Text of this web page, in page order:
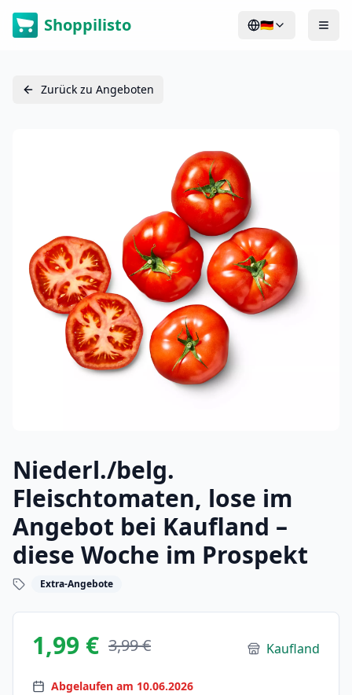
Shoppilisto 🇩🇪
Zurück zu Angeboten
Niederl./belg.
Fleischtomaten, lose im
Angebot bei Kaufland –
diese Woche im Prospekt
Extra-Angebote
1,99 € 3,99 € Kaufland
Abgelaufen am 10.06.2026